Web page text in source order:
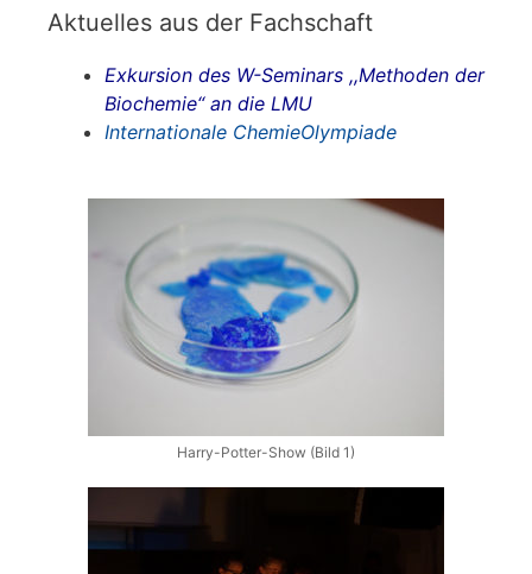
Aktuelles aus der Fachschaft
Exkursion des W-Seminars ,,Methoden der
Biochemie“ an die LMU
Internationale ChemieOlympiade
Harry-Potter-Show (Bild 1)